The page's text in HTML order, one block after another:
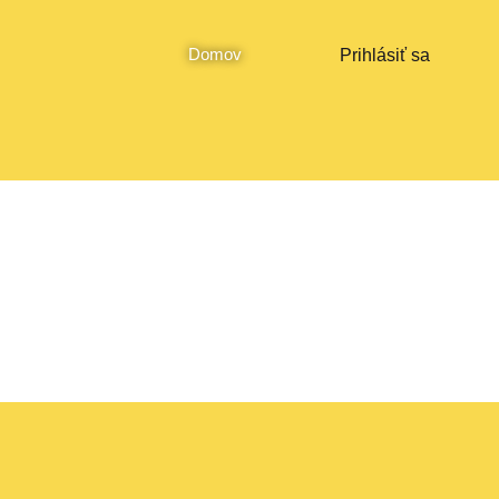
Domov Prihlásiť sa